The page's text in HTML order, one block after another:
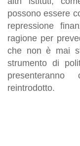
possono essere
repressione
ragione per
che non è mai
strumento di
presenteranno
reintrodotto.